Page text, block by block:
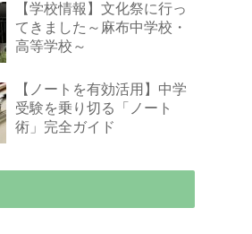
【学校情報】文化祭に行っ
てきました～麻布中学校・
高等学校～
【ノートを有効活用】中学
受験を乗り切る「ノート
術」完全ガイド